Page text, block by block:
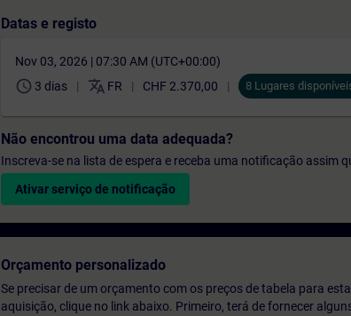
Datas e registo
Nov 03, 2026 | 07:30 AM (UTC+00:00)
schedule 3 dias translate FR CHF 2.370,00 8 Lugares
Não encontrou uma data adequada?
Inscreva-se na lista de espera e receba uma notificação assim
Ativar serviço de notificação
Orçamento personalizado
Se precisar de um orçamento com os preços de tabela para
aquisição, clique no link abaixo. Primeiro, terá de fornecer